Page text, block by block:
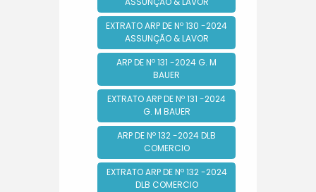
EXTRATO ARP DE Nº 130 -2024
ASSUNÇÃO & LAVOR
ARP DE Nº 131 -2024 G. M
BAUER
EXTRATO ARP DE Nº 131 -2024
G. M BAUER
ARP DE Nº 132 -2024 DLB
COMERCIO
EXTRATO ARP DE Nº 132 -2024
DLB COMERCIO